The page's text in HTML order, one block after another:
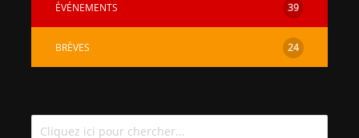
ÉVÉNEMENTS 39
BRÈVES 24